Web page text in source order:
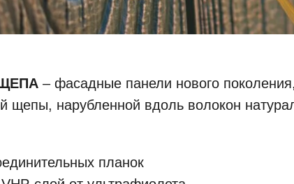
– фасадные панели нового
щепы, нарубленной вдоль волокон
планок